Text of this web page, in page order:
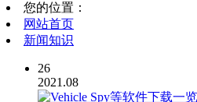
您的位置：
网站首页
新闻知识
26
2021.08